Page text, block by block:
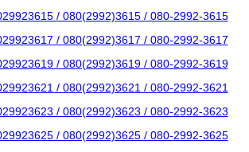
/ 080(2992)3615 / 080-2992-3615
/ 080(2992)3617 / 080-2992-3617
/ 080(2992)3619 / 080-2992-3619
/ 080(2992)3621 / 080-2992-3621
/ 080(2992)3623 / 080-2992-3623
/ 080(2992)3625 / 080-2992-3625